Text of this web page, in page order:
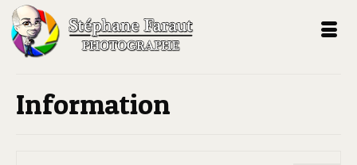
Information